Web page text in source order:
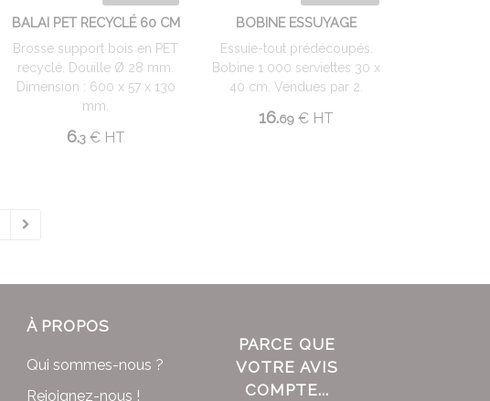
BALAI PET RECYCLÉ 60 CM
Brosse support bois en PET
recyclé. Douille Ø 28 mm.
Dimension : 600 x 57 x 130
mm.
6.3 €HT
BOBINE ESSUYAGE
Essuie-tout prédécoupés.
Bobine 1 000 serviettes 30 x
40 cm. Vendues par 2.
16.69 € HT
À PROPOS
Qui sommes-nous ?
Rejoignez-nous !
PARCE QUE
VOTRE AVIS
COMPTE...